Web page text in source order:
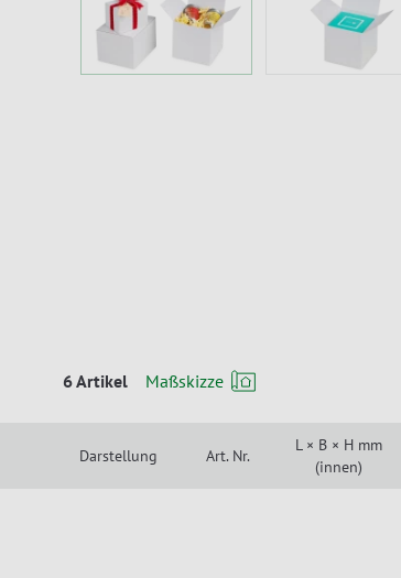
6 Artikel Maßskizze
Darstellung Art. Nr.
L × B × H mm
(innen)